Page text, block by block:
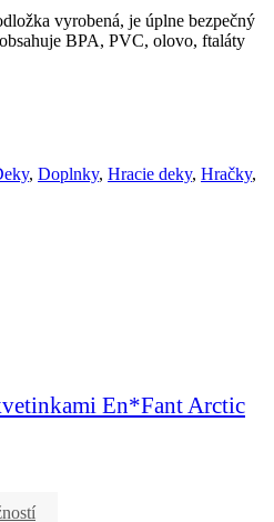
vyrobená, je úplne bezpečný
BPA, PVC, olovo, ftaláty
, Doplnky, Hracie deky, Hračky,
En*Fant Arctic